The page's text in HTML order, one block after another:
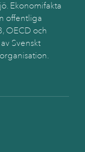
Ekonomifakta
offentliga
OECD och
Svenskt